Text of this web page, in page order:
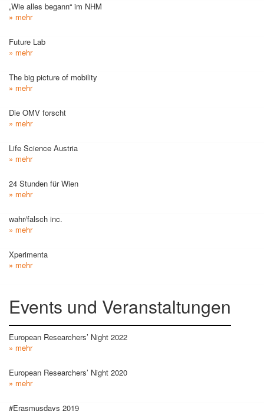
„Wie alles begann“ im NHM
» mehr
Future Lab
» mehr
The big picture of mobility
» mehr
Die OMV forscht
» mehr
Life Science Austria
» mehr
24 Stunden für Wien
» mehr
wahr/falsch inc.
» mehr
Xperimenta
» mehr
Events und Veranstaltungen
European Researchers’ Night 2022
» mehr
European Researchers’ Night 2020
» mehr
#Erasmusdays 2019